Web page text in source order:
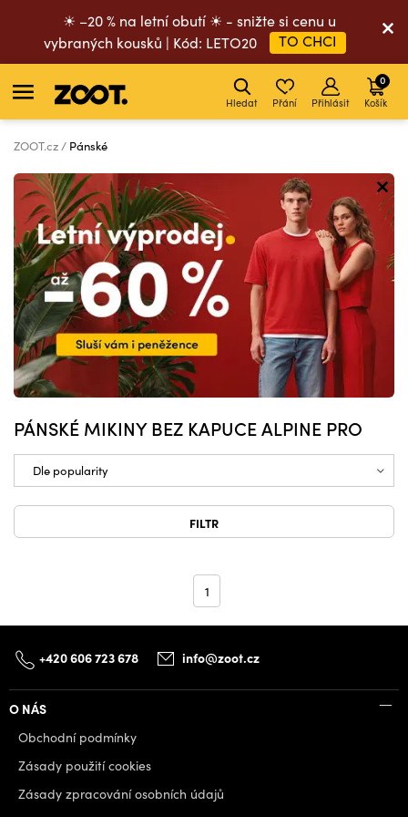
☀ –20 % na letní obutí ☀ - snižte si cenu u
vybraných kousků | Kód: LETO20
TO CHCI
Hledat Přání Přihlásit Košík
0
ZOOT.cz Pánské
PÁNSKÉ MIKINY BEZ KAPUCE ALPINE PRO
FILTR
1
+420 606 723 678 info@zoot.cz
O NÁS
Obchodní podmínky
Zásady použití cookies
Zásady zpracování osobních údajů